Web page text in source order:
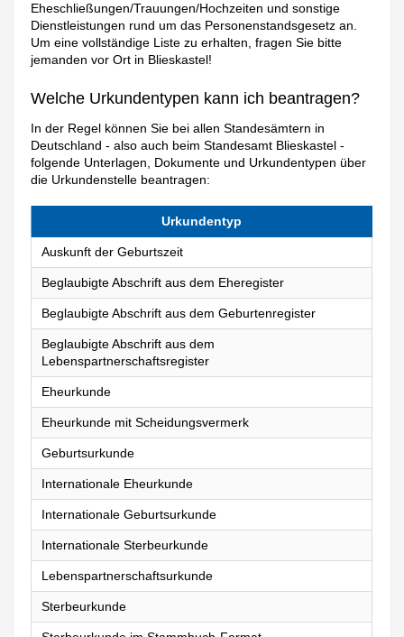
Eheschließungen/Trauungen/Hochzeiten und sonstige
Dienstleistungen rund um das Personenstandsgesetz an.
Um eine vollständige Liste zu erhalten, fragen Sie bitte
jemanden vor Ort in Blieskastel!
Welche Urkundentypen kann ich beantragen?
In der Regel können Sie bei allen Standesämtern in
Deutschland - also auch beim Standesamt Blieskastel -
folgende Unterlagen, Dokumente und Urkundentypen über
die Urkundenstelle beantragen:
Urkundentyp
Auskunft der Geburtszeit
Beglaubigte Abschrift aus dem Eheregister
Beglaubigte Abschrift aus dem Geburtenregister
Beglaubigte Abschrift aus dem
Lebenspartnerschaftsregister
Eheurkunde
Eheurkunde mit Scheidungsvermerk
Geburtsurkunde
Internationale Eheurkunde
Internationale Geburtsurkunde
Internationale Sterbeurkunde
Lebenspartnerschaftsurkunde
Sterbeurkunde